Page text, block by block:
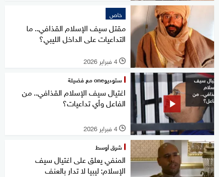
خاص
مقتل سيف الإسلام القذافي.. ما
التداعيات على الداخل الليبي؟
l 4 فبراير 2026
ستوديوone مع فضيلة
اغتيال سيف الإسلام القذافي.. من
الفاعل وأي تداعيات؟
l 4 فبراير 2026
شرق أوسط
المنفي يعلق على اغتيال سيف
الإسلام: ليبيا لا تدار بالعنف